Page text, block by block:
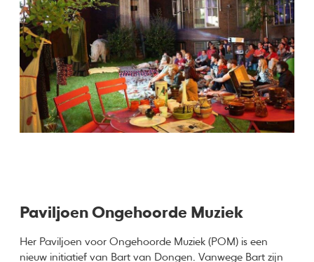
Paviljoen Ongehoorde Muziek
Her Paviljoen voor Ongehoorde Muziek (POM) is een
nieuw initiatief van Bart van Dongen. Vanwege Bart zijn